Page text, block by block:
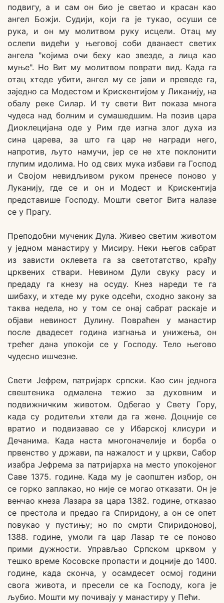
подвигу, а и сам он био је светао и красан као
ангел Божји. Судији, који га је тукао, осуши се
рука, и он му молитвом руку исцели. Отац му
ослепи видећи у његовој соби дванаест светих
ангела "којима очи беху као звезде, а лица као
муње". Но Вит му молитвом поврати вид. Када га
отац хтеде убити, ангел му се јави и преведе га,
заједно са Модестом и Крискентијом у Ликанију, на
обалу реке Силар. И ту свети Вит показа многа
чудеса над болним и сумашедшим. На позив цара
Диоклецијана оде у Рим где изгна злог духа из
сина царева, за што га цар не награди него,
напротив, љуто намучи, јер се не хте поклонити
глупим идолима. Но од свих мука избави га Господ
и Својом невидљивом руком пренесе поново у
Луканију, где се и он и Модест и Крискентија
представише Господу. Мошти светог Вита налазе
се у Прагу.
Преподобни мученик Дула. Живео светим животом
у једном манастиру у Мисиру. Неки његов сабрат
из зависти оклевета га за светотатство, крађу
црквених ствари. Невином Дули свуку расу и
предаду га кнезу на осуду. Кнез нареди те га
шибаху, и хтеде му руке одсећи, сходно закону за
таква недела, но у том се онај сабрат раскаје и
објави невиност Дулину. Повраћен у манастир
после двадесет година изгнања и унижења, он
трећег дана упокоји се у Господу. Тело његово
чудесно ишчезне.
Свети Јефрем, патријарх српски. Као син једнога
свештеника одмалена тежио за духовним и
подвижничким животом. Одбегао у Свету Гору,
када су родитељи хтели да га жене. Доцније се
вратио и подвизавао се у Ибарској клисури и
Дечанима. Када наста многоначелије и борба о
првенство у држави, па нажалост и у цркви, Сабор
изабра Јефрема за патријарха на место упокојеног
Саве 1375. године. Када му је саопштен избор, он
се горко заплакао, но није се могао отказати. Он је
венчао кнеза Лазара за цара 1382. године, отказао
се престола и предао га Спиридону, а он се опет
повукао у пустињу; но по смрти Спиридоновој,
1388. године, умоли га цар Лазар те се поново
прими дужности. Управљао Српском црквом у
тешко време Косовске пропасти и доцније до 1400.
године, када сконча, у осамдесет осмој години
свога живота, и пресели се ка Господу, кога је
љубио. Мошти му почивају у манастиру у Пећи.